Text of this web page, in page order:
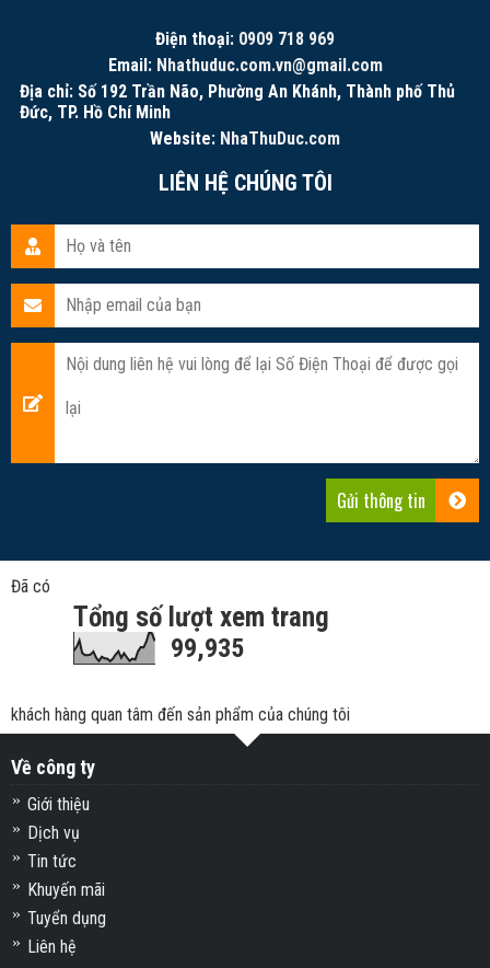
Điện thoại: 0909 718 969
Email: Nhathuduc.com.vn@gmail.com
Địa chỉ: Số 192 Trần Não, Phường An Khánh, Thành phố Thủ
Đức, TP. Hồ Chí Minh
Website: NhaThuDuc.com
LIÊN HỆ CHÚNG TÔI
Đã có
Tổng số lượt xem trang
99,935
khách hàng quan tâm đến sản phẩm của chúng tôi
Về công ty
Giới thiệu
Dịch vụ
Tin tức
Khuyến mãi
Tuyển dụng
Liên hệ